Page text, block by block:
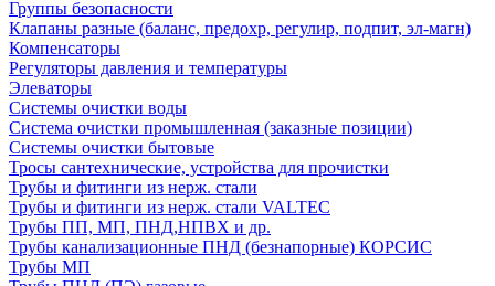
Группы безопасности
Клапаны разные (баланс, предохр, регулир, подпит, эл-магн)
Компенсаторы
Регуляторы давления и температуры
Элеваторы
Системы очистки воды
Система очистки промышленная (заказные позиции)
Системы очистки бытовые
Тросы сантехнические, устройства для прочистки
Трубы и фитинги из нерж. стали
Трубы и фитинги из нерж. стали VALTEC
Трубы ПП, МП, ПНД,НПВХ и др.
Трубы канализационные ПНД (безнапорные) КОРСИС
Трубы МП